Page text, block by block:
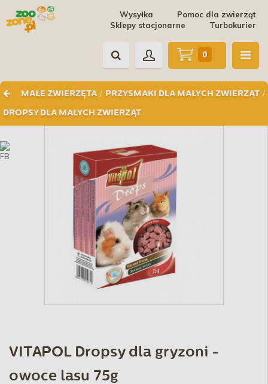
Pomoc dla zwierząt
Wysyłka
Turbokurier
Sklepy stacjonarne
MAŁE ZWIERZĘTA / PRZYSMAKI DLA MAŁYCH ZWIERZĄT /
DROPSY DLA MAŁYCH ZWIERZĄT
0
VITAPOL Dropsy dla gryzoni -
owoce lasu 75g